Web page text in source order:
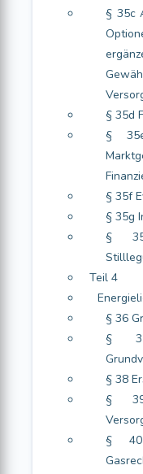
§ 35c
§ 35d
§
§ 35f
§ 35g
§
Teil 4
§ 36
§
§ 38
§ 39
§